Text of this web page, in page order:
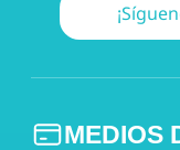
MEDIOS